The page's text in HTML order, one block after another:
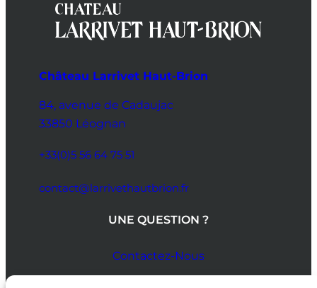
Château Larrivet Haut-Brion
84, avenue de Cadaujac
33850 Léognan
+33(0)5 56 64 75 51
contact@larrivethautbrion.fr
UNE QUESTION ?
Contactez-Nous